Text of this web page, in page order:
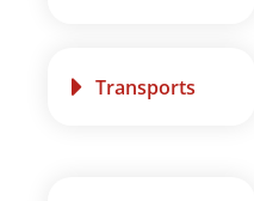
Transports